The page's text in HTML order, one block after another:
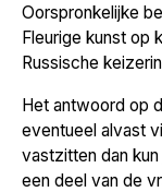
Oorspronkelijke
Fleurige kunst op
Russische
Het antwoord op
eventueel alvast
vastzitten dan
een deel van de